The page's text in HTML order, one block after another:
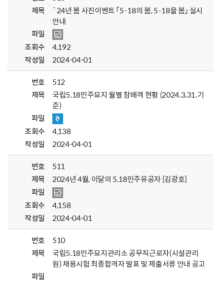
제목
`24년 봄 사진이벤트 「5·18의 봄, 5·18을 봄」 실시
안내
파일
조회수
4,192
작성일
2024-04-01
번호
512
제목
국립5.18민주묘지 월별 참배객 현황 (2024.3.31.기
준)
파일
조회수
4,138
작성일
2024-04-01
번호
511
제목
2024년 4월, 이달의 5.18민주유공자 [김광호]
파일
조회수
4,158
작성일
2024-04-01
번호
510
제목
국립5.18민주묘지관리소 공무직근로자(시설관리
원) 채용시험 최종합격자 발표 및 제출서류 안내 공고
파일